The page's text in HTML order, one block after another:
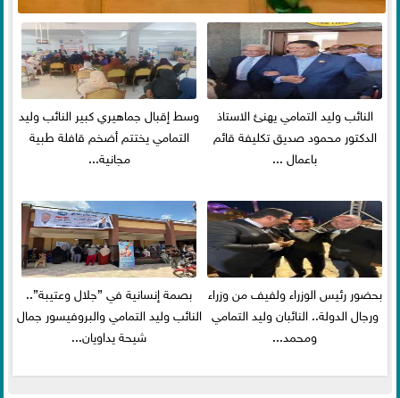
النائب وليد التمامي يهنئ الاستاذ
الدكتور محمود صديق تكليفة قائم
باعمال ...
وسط إقبال جماهيري كبير النائب وليد
التمامي يختتم أضخم قافلة طبية
مجانية...
بحضور رئيس الوزراء ولفيف من وزراء
ورجال الدولة.. النائبان وليد التمامي
ومحمد...
بصمة إنسانية في ”جلال وعتيبة”..
النائب وليد التمامي والبروفيسور جمال
شيحة يداويان...